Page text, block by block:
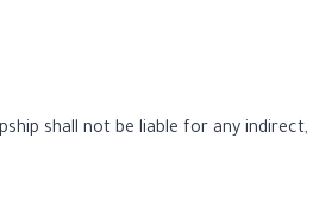
shall not be liable for any